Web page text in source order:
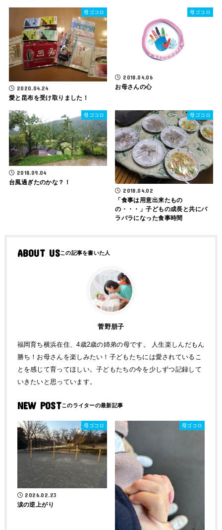
母ゴコロ
2020.04.24
愛と昆布を受け取りました！
母ゴコロ
2018.04.06
お母さんの心
母ゴコロ
2018.09.04
台風過ぎたのかな？！
母ゴコロ
2018.04.02
「食事は用意出来たもの
の・・・」子どもの成長と共にバ
ラバラになった食事時間
ABOUT US
菅野朋子
福岡育ち横浜在住、4歳2歳の姉弟の母です。 人生楽しんだもん
勝ち！お母さんを楽しみたい！子どもたちには愛されているこ
とを感じて育ってほしい。子どもたちの今を少しずつ記録して
いきたいと思っています。
NEW POST
母ゴコロ
2026.02.23
涙の逆上がり
母ゴコロ